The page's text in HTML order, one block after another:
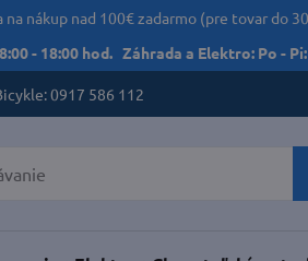
na nákup nad 100€ zadarmo (pre tovar do
- 18:00 hod. Záhrada a Elektro: Po - Pi:
0917 586 112